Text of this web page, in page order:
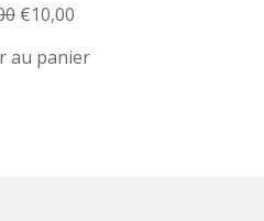
Le
initial
€10,00Le
au panier